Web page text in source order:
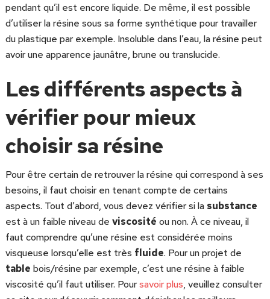
pendant qu’il est encore liquide. De même, il est possible
d’utiliser la résine sous sa forme synthétique pour travailler
du plastique par exemple. Insoluble dans l’eau, la résine peut
avoir une apparence jaunâtre, brune ou translucide.
Les différents aspects à
vérifier pour mieux
choisir sa résine
Pour être certain de retrouver la résine qui correspond à ses
besoins, il faut choisir en tenant compte de certains
aspects. Tout d’abord, vous devez vérifier si la substance
est à un faible niveau de viscosité ou non. À ce niveau, il
faut comprendre qu’une résine est considérée moins
visqueuse lorsqu’elle est très fluide. Pour un projet de
table bois/résine par exemple, c’est une résine à faible
viscosité qu’il faut utiliser. Poursavoir plus, veuillez consulter